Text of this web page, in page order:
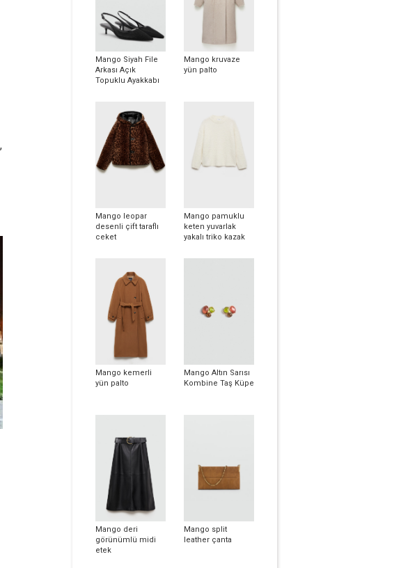
Mango Siyah File
Arkası Açık
Topuklu Ayakkabı
Mango kruvaze
yün palto
Mango leopar
desenli çift taraflı
ceket
Mango pamuklu
keten yuvarlak
yakalı triko kazak
Mango kemerli
yün palto
Mango Altın Sarısı
Kombine Taş Küpe
Mango deri
görünümlü midi
etek
Mango split
leather çanta